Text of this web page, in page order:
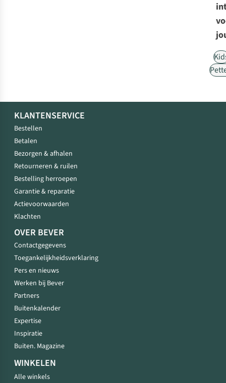
KLANTENSERVICE
Bestellen
Betalen
Bezorgen & afhalen
Retourneren & ruilen
Bestelling herroepen
Garantie & reparatie
Actievoorwaarden
Klachten
OVER BEVER
Contactgegevens
Toegankelijkheidsverklaring
Pers en nieuws
Werken bij Bever
Partners
Buitenkalender
Expertise
Inspiratie
Buiten. Magazine
WINKELEN
Alle winkels